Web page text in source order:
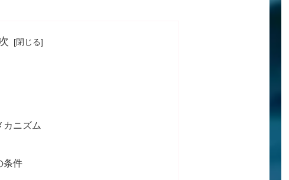
カニズム
条件